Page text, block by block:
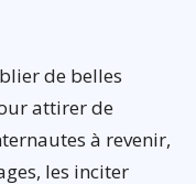
de belles
attirer de
à revenir,
les inciter